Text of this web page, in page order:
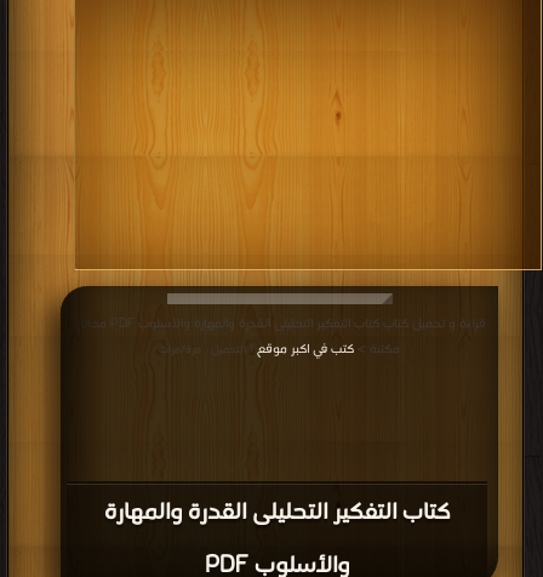
كتاب التفكير التحليلى القدرة والمهارة
والأسلوب PDF
قراءة و تحميل كتاب كتاب التفكير التحليلى القدرة والمهارة والأسلوب PDF مجانا |
مكتبة > كتب في اكبر موقع | التحميل : مرة/مرات